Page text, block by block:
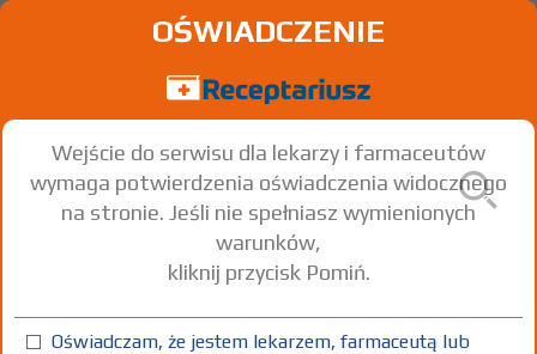
® Max
Biotin
OŚWIADCZENIE
Wejście do serwisu dla lekarzy i farmaceutów
wymaga potwierdzenia oświadczenia widocznego
na stronie. Jeśli nie spełniasz wymienionych
warunków,
kliknij przycisk Pomiń.
Oświadczam, że jestem lekarzem, farmaceutą lub